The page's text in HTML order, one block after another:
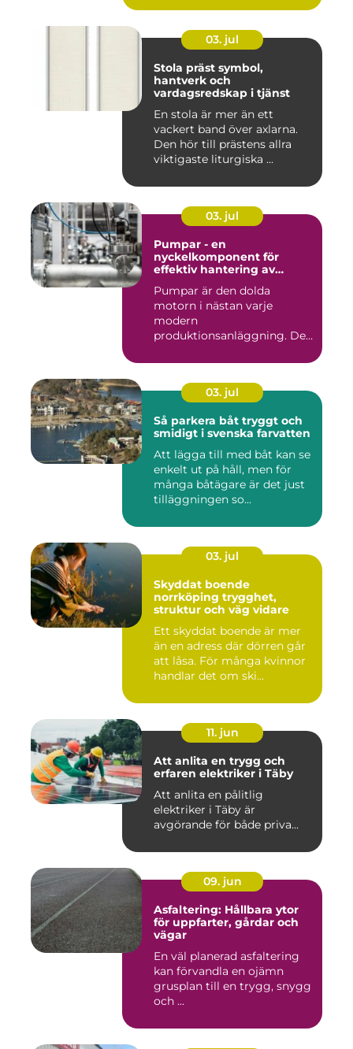
03. jul
Stola präst symbol,
hantverk och
vardagsredskap i tjänst
En stola är mer än ett
vackert band över axlarna.
Den hör till prästens allra
viktigaste liturgiska ...
03. jul
Pumpar - en
nyckelkomponent för
effektiv hantering av
Pumpar är den dolda
motorn i nästan varje
modern
produktionsanläggning. De
03. jul
Så parkera båt tryggt och
smidigt i svenska farvatten
Att lägga till med båt kan se
enkelt ut på håll, men för
många båtägare är det just
tilläggningen so...
03. jul
Skyddat boende
norrköping trygghet,
struktur och väg vidare
Ett skyddat boende är mer
än en adress där dörren går
att låsa. För många kvinnor
handlar det om ski...
11. jun
Att anlita en trygg och
erfaren elektriker i Täby
Att anlita en pålitlig
elektriker i Täby är
avgörande för både priva...
09. jun
Asfaltering: Hållbara ytor
för uppfarter, gårdar och
vägar
En väl planerad asfaltering
kan förvandla en ojämn
grusplan till en trygg, snygg
och ...